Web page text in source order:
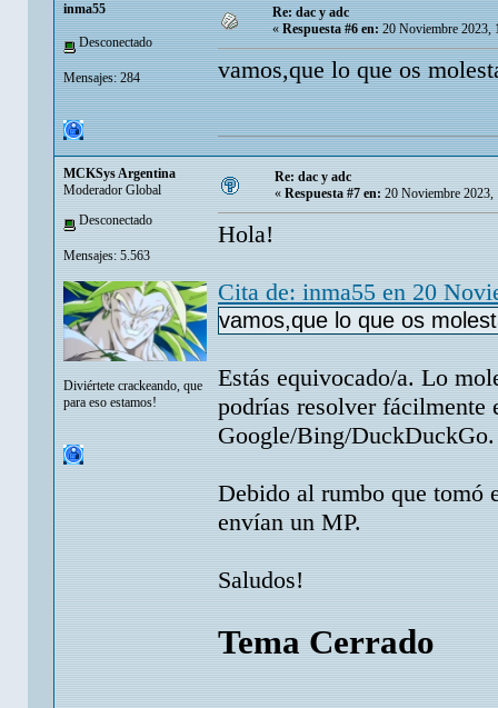
inma55
Desconectado
Mensajes: 284
Re: dac y adc
«Respuesta #6 en:20 Noviembre 2023,
vamos,que lo que os
MCKSys Argentina
Moderador Global
Desconectado
Mensajes: 5.563
Diviértete crackeando, que
para eso estamos!
Re: dac y adc
« Respuesta #7 en: 20 Noviembre 2023,
Hola!
Cita de: inma55 en 20
vamos,que lo que os
Estás equivocado/a. Lo
podrías resolver fácilmente
Google/Bing/DuckDuckGo.
Debido al rumbo que tomó
envían un MP.
Saludos!
Tema Cerrado